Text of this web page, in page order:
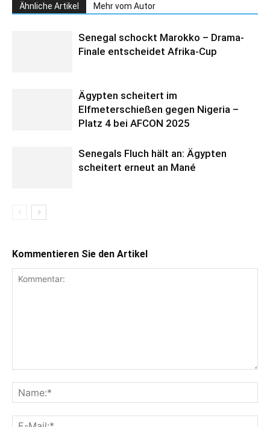
Ähnliche Artikel Mehr vom Autor
Senegal schockt Marokko – Drama-
Finale entscheidet Afrika-Cup
Ägypten scheitert im
Elfmeterschießen gegen Nigeria –
Platz 4 bei AFCON 2025
Senegals Fluch hält an: Ägypten
scheitert erneut an Mané
Kommentieren Sie den Artikel